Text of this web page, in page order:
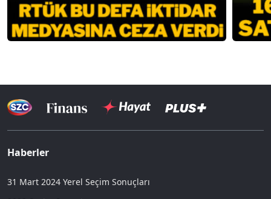
Haberler
31 Mart 2024 Yerel Seçim Sonuçları